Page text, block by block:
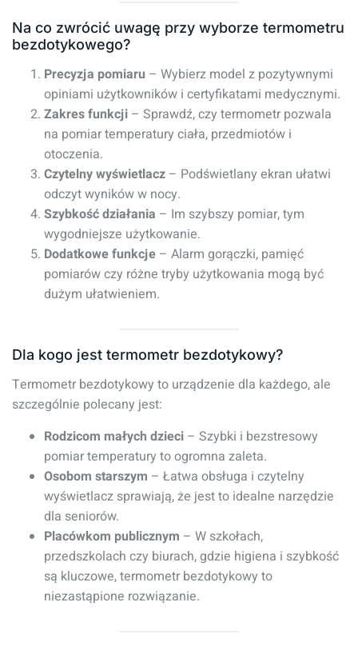
Na co zwrócić uwagę przy wyborze termometru
bezdotykowego?
Precyzja pomiaru – Wybierz model z pozytywnymi
opiniami użytkowników i certyfikatami medycznymi.
Zakres funkcji – Sprawdź, czy termometr pozwala
na pomiar temperatury ciała, przedmiotów i
otoczenia.
Czytelny wyświetlacz – Podświetlany ekran ułatwi
odczyt wyników w nocy.
Szybkość działania – Im szybszy pomiar, tym
wygodniejsze użytkowanie.
Dodatkowe funkcje – Alarm gorączki, pamięć
pomiarów czy różne tryby użytkowania mogą być
dużym ułatwieniem.
Dla kogo jest termometr bezdotykowy?
Termometr bezdotykowy to urządzenie dla każdego, ale
szczególnie polecany jest:
Rodzicom małych dzieci – Szybki i bezstresowy
pomiar temperatury to ogromna zaleta.
Osobom starszym – Łatwa obsługa i czytelny
wyświetlacz sprawiają, że jest to idealne narzędzie
dla seniorów.
Placówkom publicznym – W szkołach,
przedszkolach czy biurach, gdzie higiena i szybkość
są kluczowe, termometr bezdotykowy to
niezastąpione rozwiązanie.